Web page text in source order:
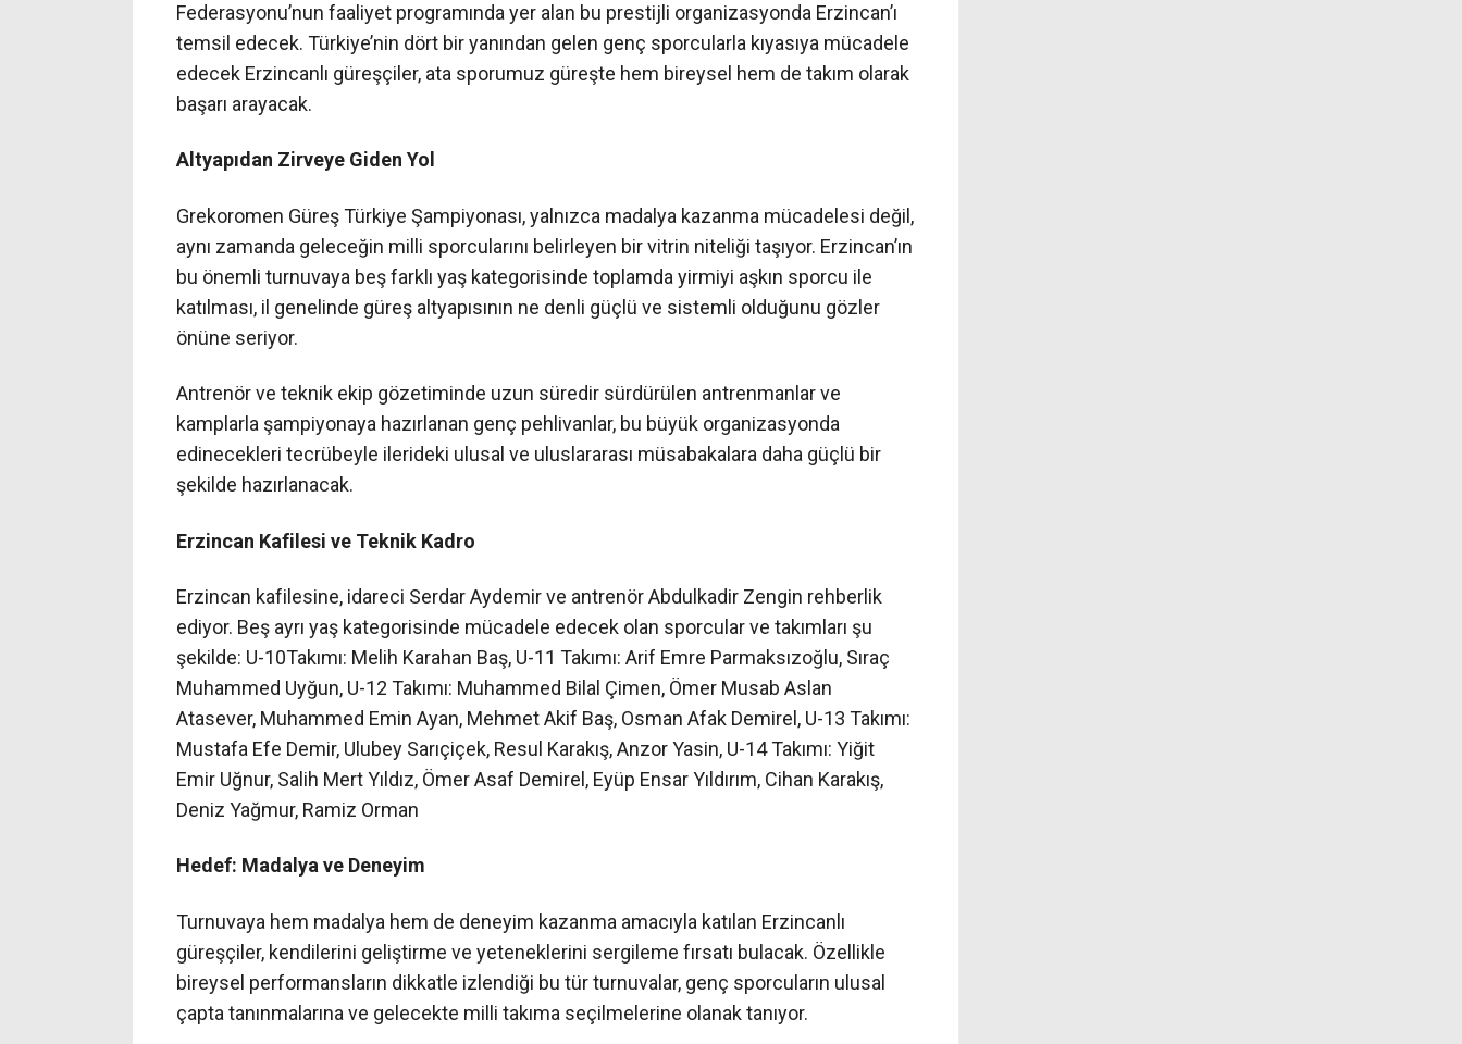
Federasyonu’nun faaliyet programında yer alan bu prestijli organizasyonda Erzincan’ı
temsil edecek. Türkiye’nin dört bir yanından gelen genç sporcularla kıyasıya mücadele
edecek Erzincanlı güreşçiler, ata sporumuz güreşte hem bireysel hem de takım olarak
başarı arayacak.
Altyapıdan Zirveye Giden Yol
Grekoromen Güreş Türkiye Şampiyonası, yalnızca madalya kazanma mücadelesi değil,
aynı zamanda geleceğin milli sporcularını belirleyen bir vitrin niteliği taşıyor. Erzincan’ın
bu önemli turnuvaya beş farklı yaş kategorisinde toplamda yirmiyi aşkın sporcu ile
katılması, il genelinde güreş altyapısının ne denli güçlü ve sistemli olduğunu gözler
önüne seriyor.
Antrenör ve teknik ekip gözetiminde uzun süredir sürdürülen antrenmanlar ve
kamplarla şampiyonaya hazırlanan genç pehlivanlar, bu büyük organizasyonda
edinecekleri tecrübeyle ilerideki ulusal ve uluslararası müsabakalara daha güçlü bir
şekilde hazırlanacak.
Erzincan Kafilesi ve Teknik Kadro
Erzincan kafilesine, idareci Serdar Aydemir ve antrenör Abdulkadir Zengin rehberlik
ediyor. Beş ayrı yaş kategorisinde mücadele edecek olan sporcular ve takımları şu
şekilde: U-10Takımı: Melih Karahan Baş, U-11 Takımı: Arif Emre Parmaksızoğlu, Sıraç
Muhammed Uyğun, U-12 Takımı: Muhammed Bilal Çimen, Ömer Musab Aslan
Atasever, Muhammed Emin Ayan, Mehmet Akif Baş, Osman Afak Demirel, U-13 Takımı:
Mustafa Efe Demir, Ulubey Sarıçiçek, Resul Karakış, Anzor Yasin, U-14 Takımı: Yiğit
Emir Uğnur, Salih Mert Yıldız, Ömer Asaf Demirel, Eyüp Ensar Yıldırım, Cihan Karakış,
Deniz Yağmur, Ramiz Orman
Hedef: Madalya ve Deneyim
Turnuvaya hem madalya hem de deneyim kazanma amacıyla katılan Erzincanlı
güreşçiler, kendilerini geliştirme ve yeteneklerini sergileme fırsatı bulacak. Özellikle
bireysel performansların dikkatle izlendiği bu tür turnuvalar, genç sporcuların ulusal
çapta tanınmalarına ve gelecekte milli takıma seçilmelerine olanak tanıyor.